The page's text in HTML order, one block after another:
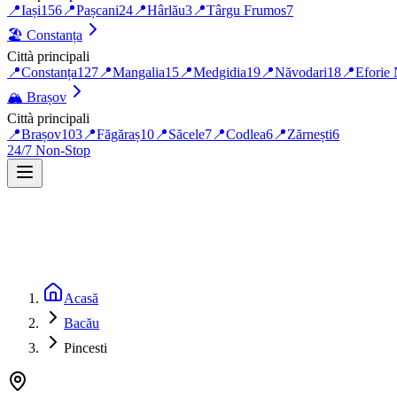
📍Iași156 📍Pașcani24 📍Hârlău3 📍Târgu Frumos7
🏖️ Constanța
Città principali
📍Constanța127 📍Mangalia15 📍Medgidia19 📍Năvodari18 📍Eforie
🏔️ Brașov
Città principali
📍Brașov103 📍Făgăraș10 📍Săcele7 📍Codlea6 📍Zărnești6
24/7 Non-Stop
Acasă
Bacău
Pincesti